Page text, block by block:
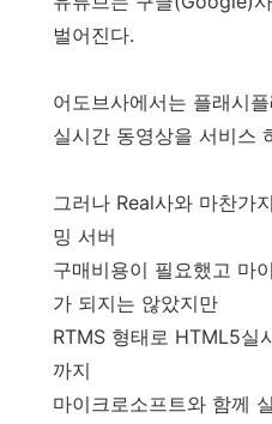
벌어진다.
어도브사에서는 플래시
실시간 동영상을 서비스
그러나 Real사와 마찬가
밍 서버
구매비용이 필요했고 마
가 되지는 않았지만
RTMS 형태로 HTML5실
까지
마이크로소프트와 함께